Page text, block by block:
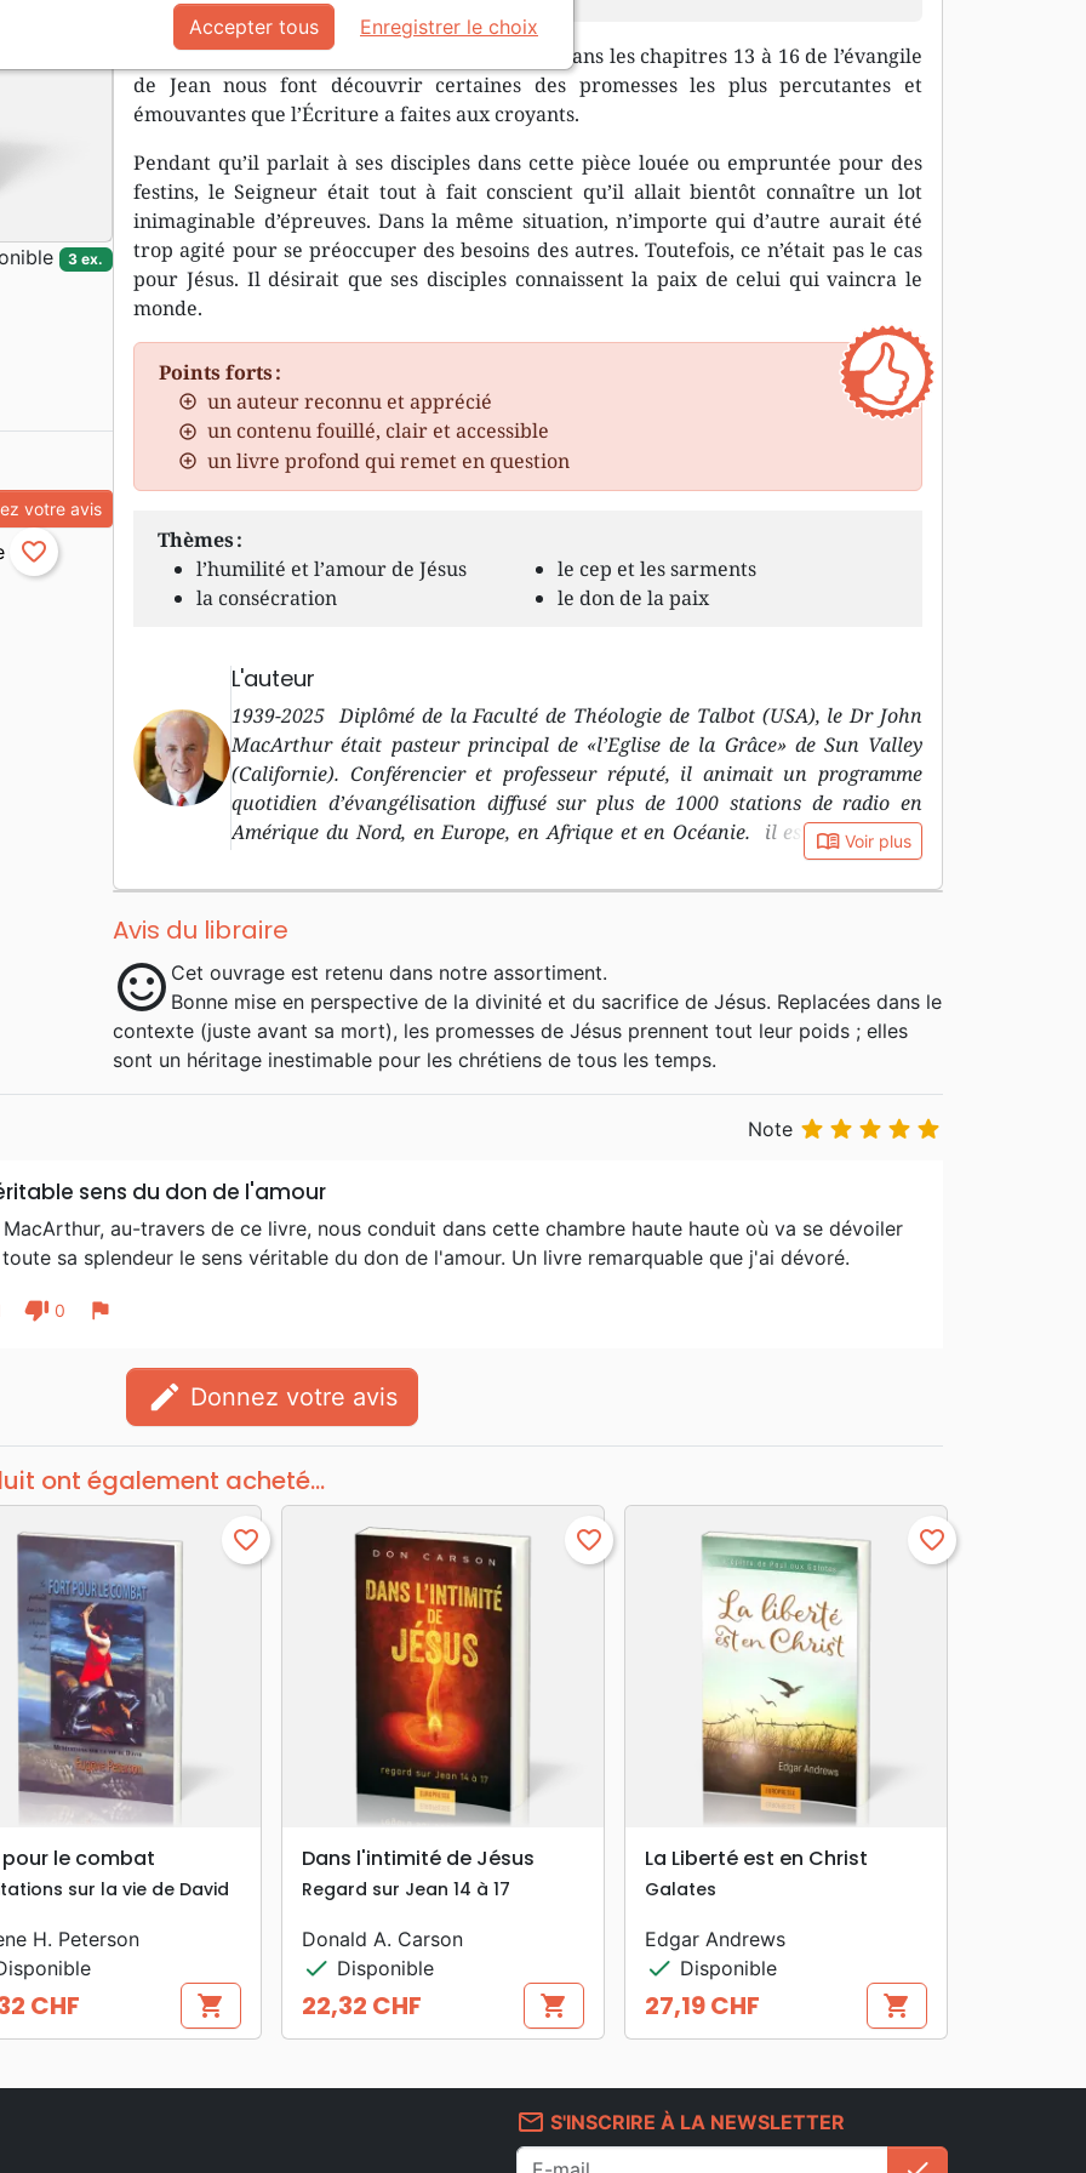
Les événements et les enseignements relatés dans les chapitres 13 à 16 de l’évangile
de Jean nous font découvrir certaines des promesses les plus percutantes et
émouvantes que l’Écriture a faites aux croyants.
Pendant qu’il parlait à ses disciples dans cette pièce louée ou empruntée pour des
festins, le Seigneur était tout à fait conscient qu’il allait bientôt connaître un lot
inimaginable d’épreuves. Dans la même situation, n’importe qui d’autre aurait été
trop agité pour se préoccuper des besoins des autres. Toutefois, ce n’était pas le cas
pour Jésus. Il désirait que ses disciples connaissent la paix de celui qui vaincra le
monde.
Points forts :
un auteur reconnu et apprécié
un contenu fouillé, clair et accessible
un livre profond qui remet en question
Thèmes :
l’humilité et l’amour de Jésus
la consécration
le cep et les sarments
le don de la paix
L'auteur
1939-2025 Diplômé de la Faculté de Théologie de Talbot (USA), le Dr John
MacArthur était pasteur principal de «l’Eglise de la Grâce» de Sun Valley
(Californie). Conférencier et professeur réputé, il animait un programme
quotidien d’évangélisation diffusé sur plus de 1000 stations de radio en
Amérique du Nord, en Europe, en Afrique et en Océanie. il est connu pour
ses prises de position parfois très fermes et claires et son désir d’attachement
à la Parole et la prédication textuelle. Il aura consacré sa vie à une théologie
rigoureuse, fondée sur l’étude approfondie des Écritures en mettant l’accent
derrière lui l’héritage de milliers de prédications, d’une série de
commentaires complète du Nouveau Testament et près de 150 livres édités
dont de nombreux ont été traduits en français. Il est également le rédacteur
de la remarquable Bible d'étude portant son nom, éditée par la Société
Biblique de Genève.
book_open Voir plus
Avis du libraire
sentiment_satisfied Cet ouvrage est retenu dans notre assortiment.
Bonne mise en perspective de la divinité et du sacrifice de Jésus. Replacées dans le
contexte (juste avant sa mort), les promesses de Jésus prennent tout leur poids ; elles
sont un héritage inestimable pour les chrétiens de tous les temps.
3 ex.
votre avis
favorite_border
Note     
sens du don de l'amour
au-travers de ce livre, nous conduit dans cette chambre haute haute où va se dévoiler
sa splendeur le sens véritable du don de l'amour. Un livre remarquable que j'ai dévoré.
thumb_down 0 flag
edit Donnez votre avis
ont également acheté...
search APERÇU RAPIDE
favorite_border
pour le combat
sur la vie de David
H. Peterson
CHF shopping_cart
search APERÇU RAPIDE
favorite_border
Dans l'intimité de Jésus
Regard sur Jean 14 à 17
Donald A. Carson
check Disponible
Prix
22,32 CHF shopping_cart
searchAPERÇU RAPIDE
favorite_border
La Liberté est en Christ
Galates
Edgar Andrews
check Disponible
Prix
27,19 CHF shopping_cart
mail_outline S'INSCRIRE À LA NEWSLETTER
Accepter tous Enregistrer le choix